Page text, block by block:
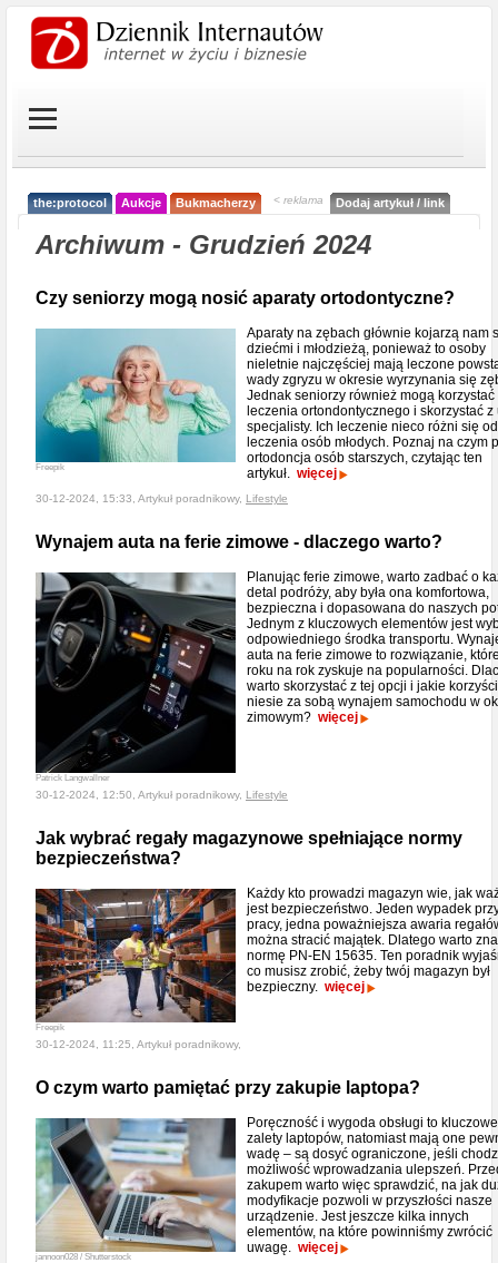
the:protocol Aukcje Bukmacherzy < reklama Dodaj artykuł / link
Archiwum - Grudzień 2024
Czy seniorzy mogą nosić aparaty ortodontyczne?
Freepik
Aparaty na zębach głównie kojarzą nam
dziećmi i młodzieżą, ponieważ to osoby
nieletnie najczęściej mają leczone
wady zgryzu w okresie wyrzynania się
Jednak seniorzy również mogą korzystać
leczenia ortondontycznego i skorzystać z
specjalisty. Ich leczenie nieco różni się od
leczenia osób młodych. Poznaj na czym
ortodoncja osób starszych, czytając ten
artykuł. więcej
30-12-2024, 15:33, Artykuł poradnikowy, Lifestyle
Wynajem auta na ferie zimowe - dlaczego warto?
Patrick Langwallner
Planując ferie zimowe, warto zadbać o
detal podróży, aby była ona komfortowa,
bezpieczna i dopasowana do naszych
Jednym z kluczowych elementów jest
odpowiedniego środka transportu.
auta na ferie zimowe to rozwiązanie,
roku na rok zyskuje na popularności.
warto skorzystać z tej opcji i jakie korzyści
niesie za sobą wynajem samochodu w
zimowym? więcej
30-12-2024, 12:50, Artykuł poradnikowy, Lifestyle
Jak wybrać regały magazynowe spełniające normy
bezpieczeństwa?
Freepik
Każdy kto prowadzi magazyn wie, jak
jest bezpieczeństwo. Jeden wypadek
pracy, jedna poważniejsza awaria
można stracić majątek. Dlatego warto
normę PN-EN 15635. Ten poradnik
co musisz zrobić, żeby twój magazyn był
bezpieczny. więcej
30-12-2024, 11:25, Artykuł poradnikowy,
O czym warto pamiętać przy zakupie laptopa?
jannoon028 / Shutterstock
Poręczność i wygoda obsługi to kluczowe
zalety laptopów, natomiast mają one
wadę – są dosyć ograniczone, jeśli
możliwość wprowadzania ulepszeń.
zakupem warto więc sprawdzić, na jak
modyfikacje pozwoli w przyszłości nasze
urządzenie. Jest jeszcze kilka innych
elementów, na które powinniśmy zwrócić
uwagę. więcej